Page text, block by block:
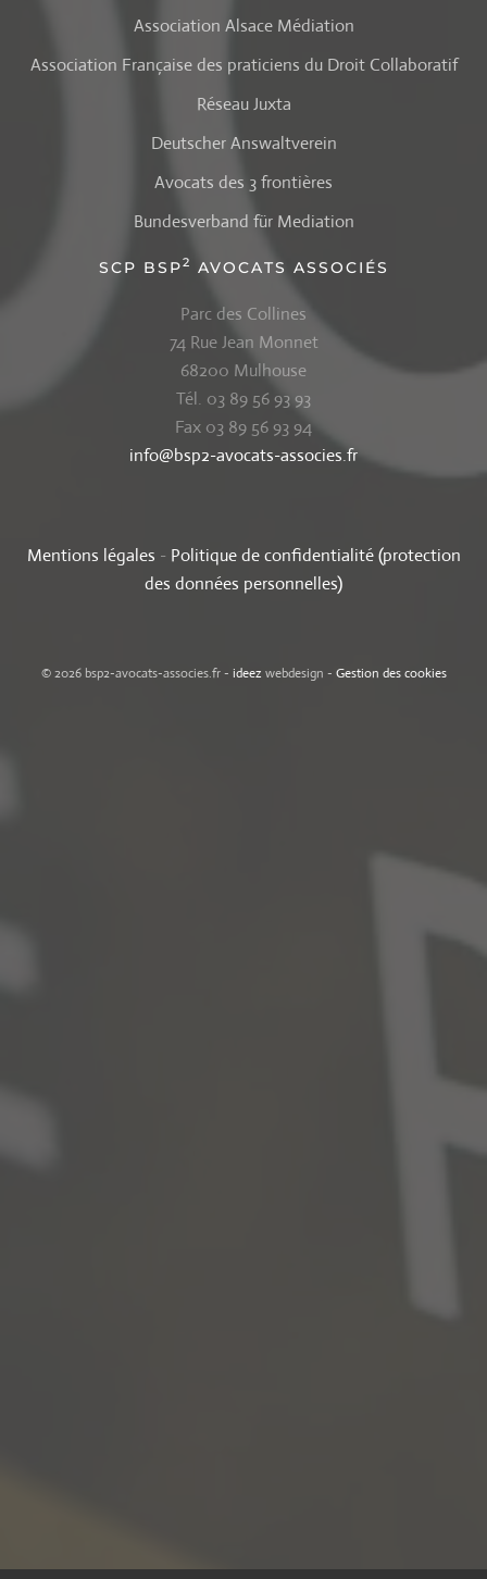
Association Alsace Médiation
Association Française des praticiens du Droit Collaboratif
Réseau Juxta
Deutscher Answaltverein
Avocats des 3 frontières
Bundesverband für Mediation
SCP BSP2 AVOCATS ASSOCIÉS
Parc des Collines
74 Rue Jean Monnet
68200 Mulhouse
Tél. 03 89 56 93 93
Fax 03 89 56 93 94
info@bsp2-avocats-associes.fr
Mentions légales - Politique de confidentialité (protection
des données personnelles)
© 2026 bsp2-avocats-associes.fr - ideez webdesign - Gestion des cookies